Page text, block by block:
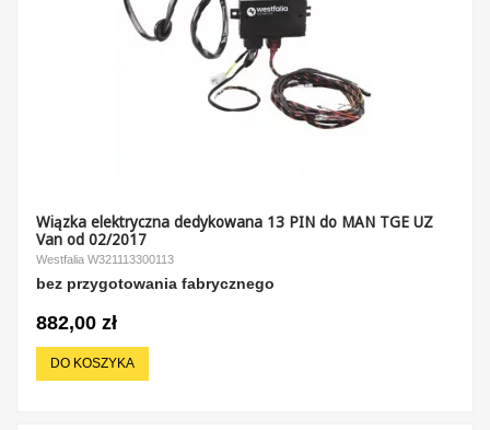
Wiązka elektryczna dedykowana 13 PIN do MAN TGE UZ
Van od 02/2017
Westfalia W321113300113
bez przygotowania fabrycznego
882,00 zł
DO KOSZYKA